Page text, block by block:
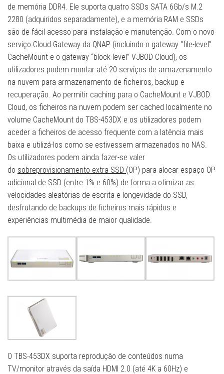
de memória DDR4. Ele suporta quatro SSDs SATA 6Gb/s M.2
2280 (adquiridos separadamente), e a memória RAM e SSDs
são de fácil acesso para instalação e manutenção. Com o novo
serviço Cloud Gateway da QNAP (incluindo o gateway “file-level”
CacheMount e o gateway “block-level” VJBOD Cloud), os
utilizadores podem montar até 20 serviços de armazenamento
na nuvem para armazenamento de ficheiros, backup e
recuperação. Ao permitir caching para o CacheMount e VJBOD
Cloud, os ficheiros na nuvem podem ser cached localmente no
volume CacheMount do TBS-453DX e os utilizadores podem
aceder a ficheiros de acesso frequente com a latência mais
baixa e utilizá-los como se estivessem armazenados no NAS.
Os utilizadores podem ainda fazer-se valer
do sobreprovisionamento extra SSD (OP) para alocar espaço OP
adicional de SSD (entre 1% e 60%) de forma a otimizar as
velocidades aleatórias de escrita e longevidade do SSD,
desfrutando de backups de ficheiros mais rápidos e
experiências multimédia de maior qualidade.
O TBS-453DX suporta reprodução de conteúdos numa
TV/monitor através da saída HDMI 2.0 (até 4K a 60Hz) e